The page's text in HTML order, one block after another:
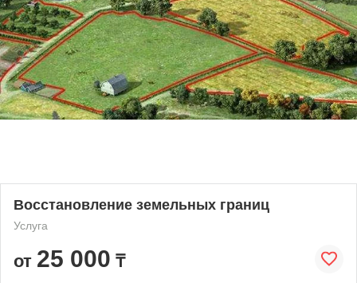
Восстановление земельных границ
Услуга
от 25 000 ₸